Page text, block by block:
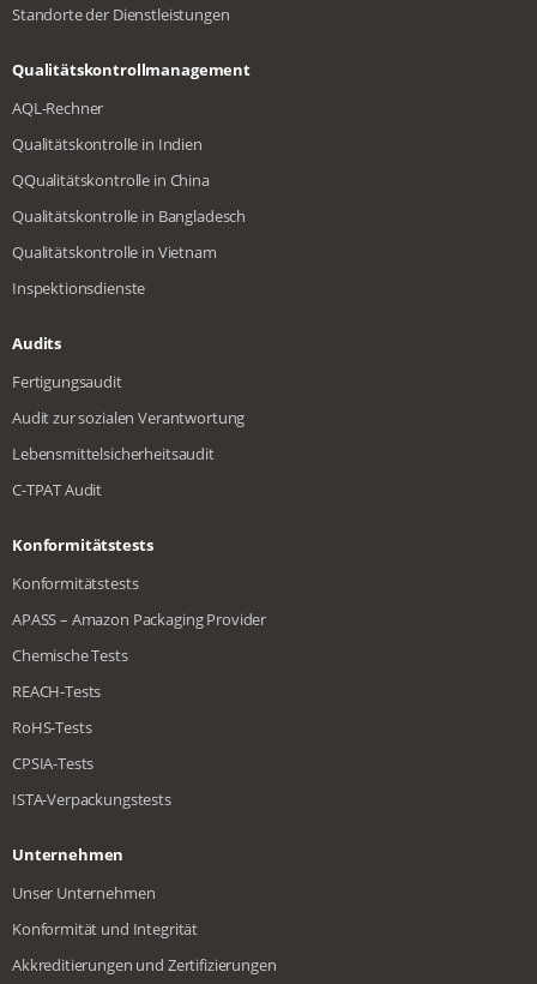
Standorte der Dienstleistungen
Qualitätskontrollmanagement
AQL-Rechner
Qualitätskontrolle in Indien
QQualitätskontrolle in China
Qualitätskontrolle in Bangladesch
Qualitätskontrolle in Vietnam
Inspektionsdienste
Audits
Fertigungsaudit
Audit zur sozialen Verantwortung
Lebensmittelsicherheitsaudit
C-TPAT Audit
Konformitätstests
Konformitätstests
APASS – Amazon Packaging Provider
Chemische Tests
REACH-Tests
RoHS-Tests
CPSIA-Tests
ISTA-Verpackungstests
Unternehmen
Unser Unternehmen
Konformität und Integrität
Akkreditierungen und Zertifizierungen